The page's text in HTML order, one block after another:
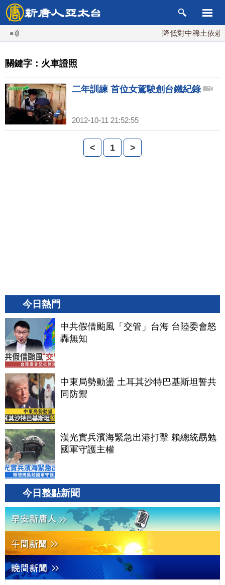
降低對中稀土依賴
關鍵字：火車證照
二年訓練 首位女駕駛創台鐵紀錄
2012-10-11 21:52:55
< 1 >
今日熱門
中共假借颱風「交管」台海 台陸委會怒
轟無知
中東局勢動盪 土耳其沙特巴基斯坦誓共
同防禦
漢光實兵濱海緊急出港打擊 賴總統勗勉
國軍守護主權
今日整點新聞